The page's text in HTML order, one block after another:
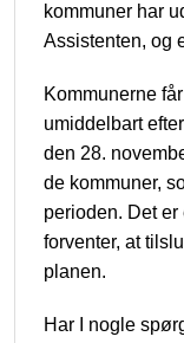
kommuner har
Assistenten, og
Kommunerne
umiddelbart
den 28.
de kommuner,
perioden. Det
forventer, at
planen.
Har I nogle